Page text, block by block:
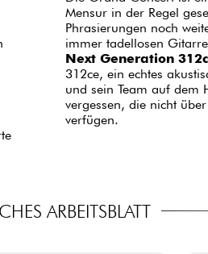
Mensur in der Regel
Phrasierungen noch
immer tadellosen
Next Generation
312ce, ein echtes
und sein Team auf dem
vergessen, die nicht
verfügen.
ARBEITSBLATT